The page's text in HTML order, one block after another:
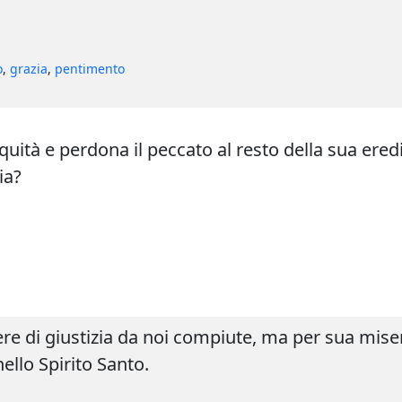
, grazia, pentimento
e perdona il peccato al resto della sua
di giustizia da noi compiute, ma per sua
Spirito Santo.